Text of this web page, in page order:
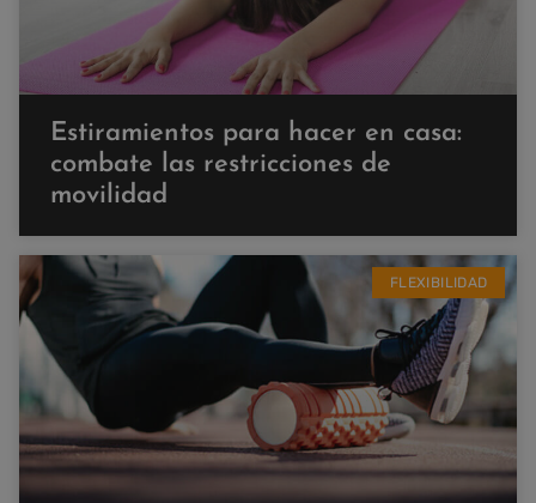
Estiramientos para hacer en casa:
combate las restricciones de
movilidad
FLEXIBILIDAD